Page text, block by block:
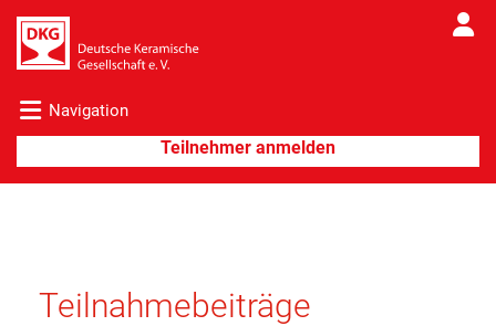
Navigation
Teilnahmebeiträge